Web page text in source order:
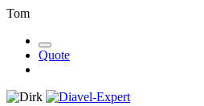
Tom
Quote